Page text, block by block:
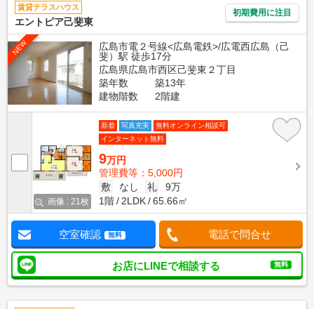
賃貸テラスハウス
エントピア己斐東
初期費用に注目
NEW
広島市電２号線<広島電鉄>/広電西広島（己
斐）駅 徒歩17分
広島県広島市西区己斐東２丁目
築年数
築13年
建物階数
2階建
画像 : 21枚
新着 写真充実
無料オンライン相談可
インターネット無料
9万円
管理費等：5,000円
敷
なし 礼
9万
1階
2LDK 65.66㎡
空室確認 無料 電話で問合せ
お店にLINEで相談する 無料